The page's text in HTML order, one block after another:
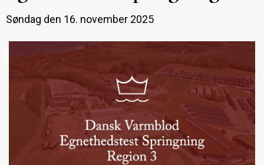
Søndag den 16. november 2025